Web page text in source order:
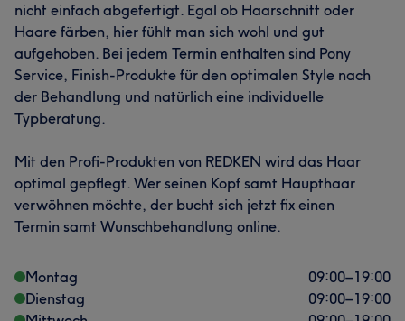
nicht einfach abgefertigt. Egal ob Haarschnitt oder
Haare färben, hier fühlt man sich wohl und gut
aufgehoben. Bei jedem Termin enthalten sind Pony
Service, Finish-Produkte für den optimalen Style nach
der Behandlung und natürlich eine individuelle
Typberatung.
Mit den Profi-Produkten von REDKEN wird das Haar
optimal gepflegt. Wer seinen Kopf samt Haupthaar
verwöhnen möchte, der bucht sich jetzt fix einen
Termin samt Wunschbehandlung online.
Montag 09:00–19:00
Dienstag
09:00–19:00